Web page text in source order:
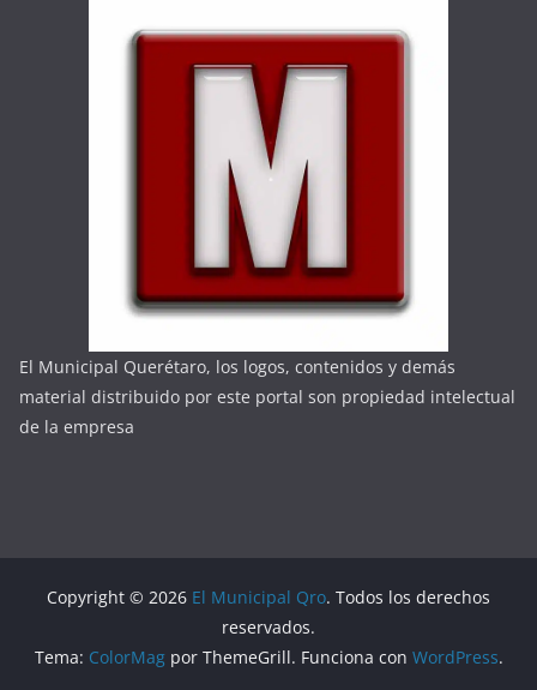
El Municipal Querétaro, los logos, contenidos y demás
material distribuido por este portal son propiedad intelectual
de la empresa
Copyright © 2026 El Municipal Qro. Todos los derechos
reservados.
Tema: ColorMagpor ThemeGrill. Funciona con WordPress.